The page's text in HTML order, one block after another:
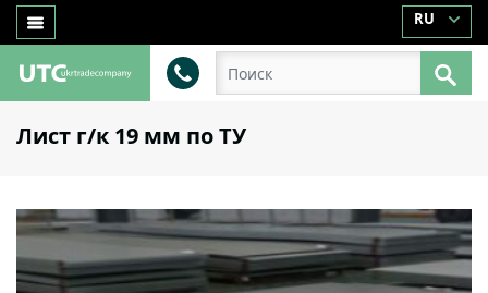
RU
Лист г/к 19 мм по ТУ